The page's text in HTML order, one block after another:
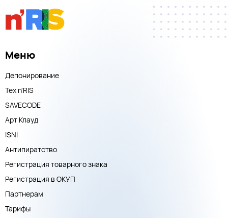
Меню
Депонирование
Тех n'RIS
SAVECODE
Арт Клауд
ISNI
Антипиратство
Регистрация товарного знака
Регистрация в ОКУП
Партнерам
Тарифы